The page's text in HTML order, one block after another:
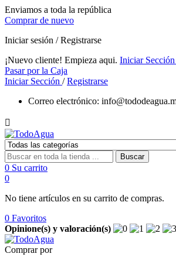
Enviamos a toda la república
Comprar de nuevo
Iniciar sesión / Registrarse
¡Nuevo cliente! Empieza aqui. Iniciar Sección
Pasar por la Caja
Iniciar Sección /Registrarse
Correo electrónico:

Buscar
0 Su carrito
0
No tiene artículos en su carrito de compras.
0 Favoritos
Opinione(s) y valoración(s)
Comprar por